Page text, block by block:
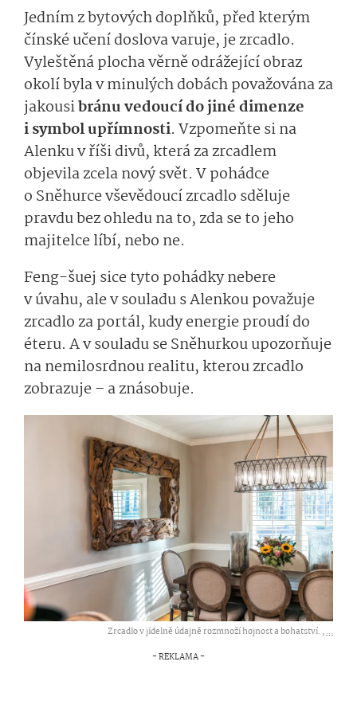
Jedním z bytových doplňků, před kterým
čínské učení doslova varuje, je zrcadlo.
Vyleštěná plocha věrně odrážející obraz
okolí byla v minulých dobách považována za
jakousibránu vedoucí do jiné dimenze
i symbol upřímnosti. Vzpomeňte si na
Alenku v říši divů, která za zrcadlem
objevila zcela nový svět. V pohádce
o Sněhurce vševědoucí zrcadlo sděluje
pravdu bez ohledu na to, zda se to jeho
majitelce líbí, nebo ne.
Feng-šuej sice tyto pohádky nebere
v úvahu, ale v souladu s Alenkou považuje
zrcadlo za portál, kudy energie proudí do
éteru. A v souladu se Sněhurkou upozorňuje
na nemilosrdnou realitu, kterou zrcadlo
zobrazuje – a znásobuje.
Zrcadlo v jídelně údajně rozmnoží hojnost a bohatství. ,...